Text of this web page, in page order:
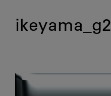
ikeyama_g2